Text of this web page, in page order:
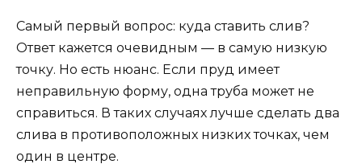
Самый первый вопрос: куда ставить слив?
Ответ кажется очевидным — в самую низкую
точку. Но есть нюанс. Если пруд имеет
неправильную форму, одна труба может не
справиться. В таких случаях лучше сделать два
слива в противоположных низких точках, чем
один в центре.